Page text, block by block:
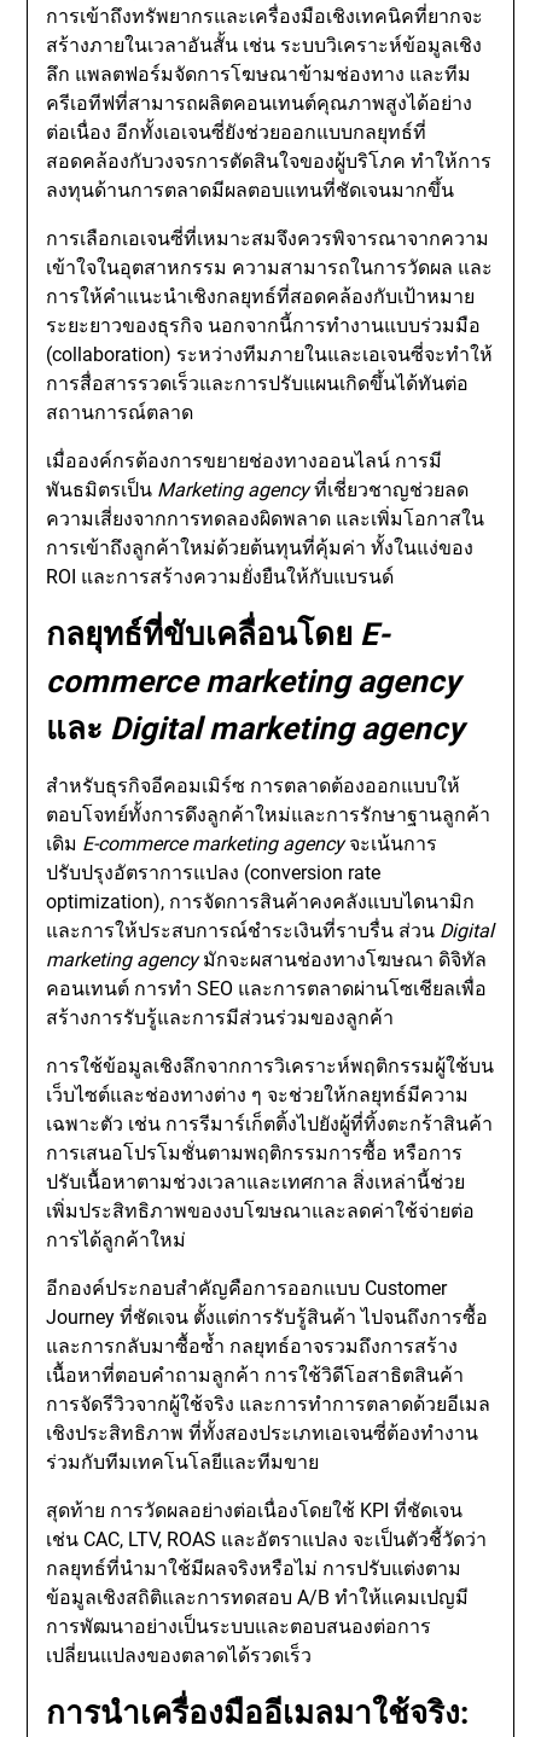
การเข้าถึงทรัพยากรและเครื่องมือเชิงเทคนิคที่ยากจะ
สร้างภายในเวลาอันสั้น เช่น ระบบวิเคราะห์ข้อมูลเชิง
ลึก แพลตฟอร์มจัดการโฆษณาข้ามช่องทาง และทีม
ครีเอทีฟที่สามารถผลิตคอนเทนต์คุณภาพสูงได้อย่าง
ต่อเนื่อง อีกทั้งเอเจนซี่ยังช่วยออกแบบกลยุทธ์ที่
สอดคล้องกับวงจรการตัดสินใจของผู้บริโภค ทำให้การ
ลงทุนด้านการตลาดมีผลตอบแทนที่ชัดเจนมากขึ้น
การเลือกเอเจนซี่ที่เหมาะสมจึงควรพิจารณาจากความ
เข้าใจในอุตสาหกรรม ความสามารถในการวัดผล และ
การให้คำแนะนำเชิงกลยุทธ์ที่สอดคล้องกับเป้าหมาย
ระยะยาวของธุรกิจ นอกจากนี้การทำงานแบบร่วมมือ
(collaboration) ระหว่างทีมภายในและเอเจนซี่จะทำให้
การสื่อสารรวดเร็วและการปรับแผนเกิดขึ้นได้ทันต่อ
สถานการณ์ตลาด
เมื่อองค์กรต้องการขยายช่องทางออนไลน์ การมี
พันธมิตรเป็น Marketing agencyที่เชี่ยวชาญช่วยลด
ความเสี่ยงจากการทดลองผิดพลาด และเพิ่มโอกาสใน
การเข้าถึงลูกค้าใหม่ด้วยต้นทุนที่คุ้มค่า ทั้งในแง่ของ
ROI และการสร้างความยั่งยืนให้กับแบรนด์
กลยุทธ์ที่ขับเคลื่อนโดย E-
commerce marketing agency
และ Digital marketing agency
สำหรับธุรกิจอีคอมเมิร์ซ การตลาดต้องออกแบบให้
ตอบโจทย์ทั้งการดึงลูกค้าใหม่และการรักษาฐานลูกค้า
เดิม E-commerce marketing agencyจะเน้นการ
ปรับปรุงอัตราการแปลง (conversion rate
optimization), การจัดการสินค้าคงคลังแบบไดนามิก
และการให้ประสบการณ์ชำระเงินที่ราบรื่น ส่วน Digital
marketing agencyมักจะผสานช่องทางโฆษณา ดิจิทัล
คอนเทนต์ การทำ SEO และการตลาดผ่านโซเชียลเพื่อ
สร้างการรับรู้และการมีส่วนร่วมของลูกค้า
การใช้ข้อมูลเชิงลึกจากการวิเคราะห์พฤติกรรมผู้ใช้บน
เว็บไซต์และช่องทางต่าง ๆ จะช่วยให้กลยุทธ์มีความ
เฉพาะตัว เช่น การรีมาร์เก็ตติ้งไปยังผู้ที่ทิ้งตะกร้าสินค้า
การเสนอโปรโมชั่นตามพฤติกรรมการซื้อ หรือการ
ปรับเนื้อหาตามช่วงเวลาและเทศกาล สิ่งเหล่านี้ช่วย
เพิ่มประสิทธิภาพของงบโฆษณาและลดค่าใช้จ่ายต่อ
การได้ลูกค้าใหม่
อีกองค์ประกอบสำคัญคือการออกแบบ Customer
Journey ที่ชัดเจน ตั้งแต่การรับรู้สินค้า ไปจนถึงการซื้อ
และการกลับมาซื้อซ้ำ กลยุทธ์อาจรวมถึงการสร้าง
เนื้อหาที่ตอบคำถามลูกค้า การใช้วิดีโอสาธิตสินค้า
การจัดรีวิวจากผู้ใช้จริง และการทำการตลาดด้วยอีเมล
เชิงประสิทธิภาพ ที่ทั้งสองประเภทเอเจนซี่ต้องทำงาน
ร่วมกับทีมเทคโนโลยีและทีมขาย
สุดท้าย การวัดผลอย่างต่อเนื่องโดยใช้ KPI ที่ชัดเจน
เช่น CAC, LTV, ROAS และอัตราแปลง จะเป็นตัวชี้วัดว่า
กลยุทธ์ที่นำมาใช้มีผลจริงหรือไม่ การปรับแต่งตาม
ข้อมูลเชิงสถิติและการทดสอบ A/B ทำให้แคมเปญมี
การพัฒนาอย่างเป็นระบบและตอบสนองต่อการ
เปลี่ยนแปลงของตลาดได้รวดเร็ว
การนำเครื่องมืออีเมลมาใช้จริง: